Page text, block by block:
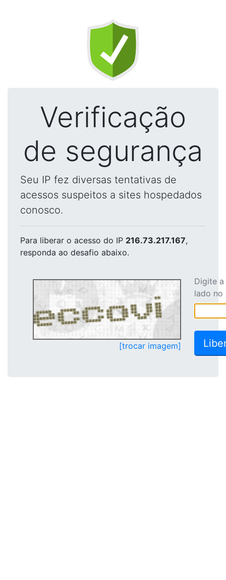
Verificação
de segurança
Seu IP fez diversas tentativas de
acessos suspeitos a sites hospedados
conosco.
Para liberar o acesso do IP 216.73.217.167,
responda ao desafio abaixo.
[trocar imagem]
Digite
lado no